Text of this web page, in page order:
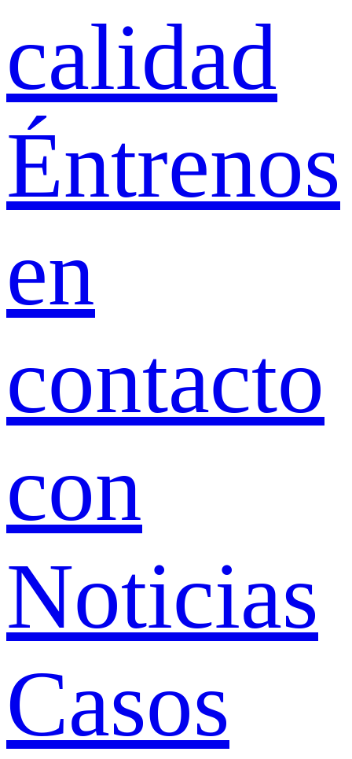
calidad
Éntrenos
en
contacto
con
Noticias
Casos